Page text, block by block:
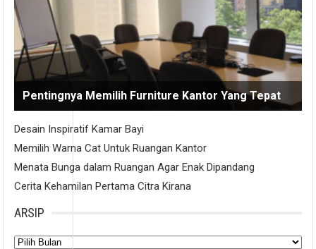
Pentingnya Memilih Furniture Kantor Yang Tepat
Desain Inspiratif Kamar Bayi
Memilih Warna Cat Untuk Ruangan Kantor
Menata Bunga dalam Ruangan Agar Enak Dipandang
Cerita Kehamilan Pertama Citra Kirana
ARSIP
Arsip